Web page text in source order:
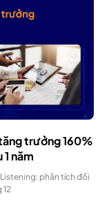
trưởng 160%
năm
phân tích đối